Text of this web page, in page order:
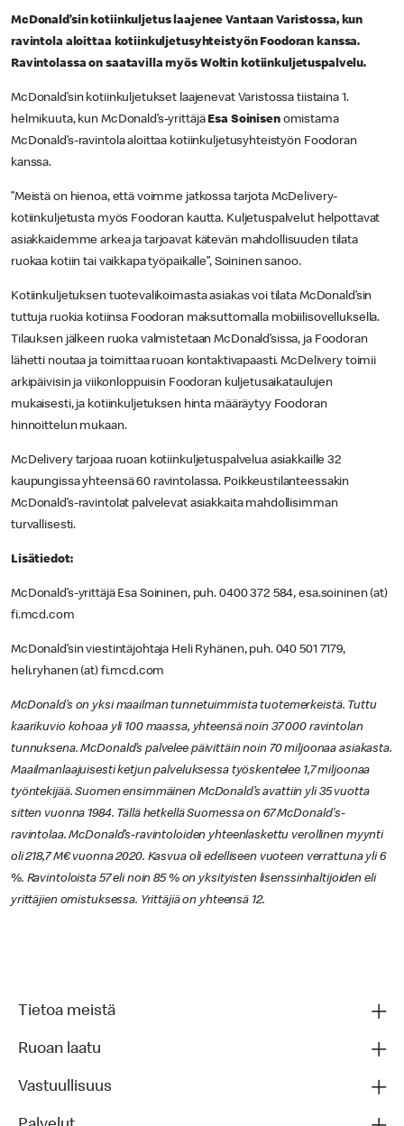
McDonald’sin kotiinkuljetus laajenee Vantaan Varistossa, kun
ravintola aloittaa kotiinkuljetusyhteistyön Foodoran kanssa.
Ravintolassa on saatavilla myös Woltin kotiinkuljetuspalvelu.
McDonald’sin kotiinkuljetukset laajenevat Varistossa tiistaina 1.
helmikuuta, kun McDonald’s-yrittäjä Esa Soinisenomistama
McDonald’s-ravintola aloittaa kotiinkuljetusyhteistyön Foodoran
kanssa.
”Meistä on hienoa, että voimme jatkossa tarjota McDelivery-
kotiinkuljetusta myös Foodoran kautta. Kuljetuspalvelut helpottavat
asiakkaidemme arkea ja tarjoavat kätevän mahdollisuuden tilata
ruokaa kotiin tai vaikkapa työpaikalle”, Soininen sanoo.
Kotiinkuljetuksen tuotevalikoimasta asiakas voi tilata McDonald’sin
tuttuja ruokia kotiinsa Foodoran maksuttomalla mobiilisovelluksella.
Tilauksen jälkeen ruoka valmistetaan McDonald’sissa, ja Foodoran
lähetti noutaa ja toimittaa ruoan kontaktivapaasti. McDelivery toimii
arkipäivisin ja viikonloppuisin Foodoran kuljetusaikataulujen
mukaisesti, ja kotiinkuljetuksen hinta määräytyy Foodoran
hinnoittelun mukaan.
McDelivery tarjoaa ruoan kotiinkuljetuspalvelua asiakkaille 32
kaupungissa yhteensä 60 ravintolassa. Poikkeustilanteessakin
McDonald’s-ravintolat palvelevat asiakkaita mahdollisimman
turvallisesti.
Lisätiedot:
McDonald’s-yrittäjä Esa Soininen, puh. 0400 372 584, esa.soininen (at)
fi.mcd.com
McDonald’sin viestintäjohtaja Heli Ryhänen, puh. 040 501 7179,
heli.ryhanen (at) fi.mcd.com
McDonald’s on yksi maailman tunnetuimmista tuotemerkeistä. Tuttu
kaarikuvio kohoaa yli 100 maassa, yhteensä noin 37 000 ravintolan
tunnuksena. McDonald’s palvelee päivittäin noin 70 miljoonaa asiakasta.
Maailmanlaajuisesti ketjun palveluksessa työskentelee 1,7 miljoonaa
työntekijää. Suomen ensimmäinen McDonald’s avattiin yli 35 vuotta
sitten vuonna 1984. Tällä hetkellä Suomessa on 67 McDonald's-
ravintolaa. McDonald’s-ravintoloiden yhteenlaskettu verollinen myynti
oli 218,7 M€ vuonna 2020. Kasvua oli edelliseen vuoteen verrattuna yli 6
%. Ravintoloista 57 eli noin 85 % on yksityisten lisenssinhaltijoiden eli
yrittäjien omistuksessa. Yrittäjiä on yhteensä 12.
Tietoa meistä
Ruoan laatu
Vastuullisuus